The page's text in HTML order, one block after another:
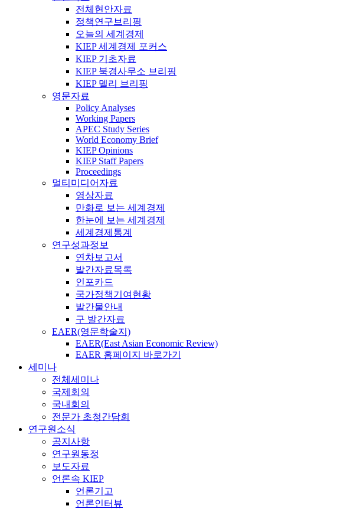
전체현안자료
정책연구브리핑
오늘의 세계경제
KIEP 세계경제 포커스
KIEP 기초자료
KIEP 북경사무소 브리핑
KIEP 델리 브리핑
영문자료
Policy Analyses
Working Papers
APEC Study Series
World Economy Brief
KIEP Opinions
KIEP Staff Papers
Proceedings
멀티미디어자료
영상자료
만화로 보는 세계경제
한눈에 보는 세계경제
세계경제통계
연구성과정보
연차보고서
발간자료목록
인포카드
국가정책기여현황
발간물안내
구 발간자료
EAER(영문학술지)
EAER(East Asian Economic Review)
EAER 홈페이지 바로가기
세미나
전체세미나
국제회의
국내회의
전문가 초청간담회
연구원소식
공지사항
연구원동정
보도자료
언론속 KIEP
언론기고
언론인터뷰